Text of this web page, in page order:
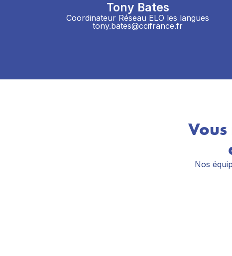
Tony Bates
Coordinateur Réseau ELO les langues
tony.bates@ccifrance.fr
Nos